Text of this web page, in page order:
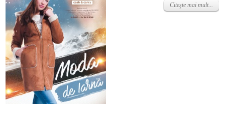
Citeşte mai mult...